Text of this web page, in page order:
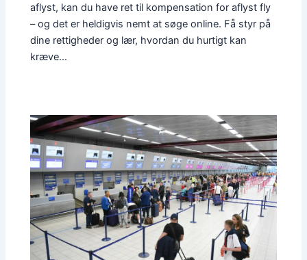
aflyst, kan du have ret til kompensation for aflyst fly
– og det er heldigvis nemt at søge online. Få styr på
dine rettigheder og lær, hvordan du hurtigt kan
kræve…